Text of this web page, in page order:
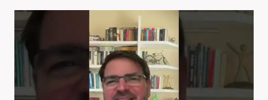
DEFENDER
BOLSONARO